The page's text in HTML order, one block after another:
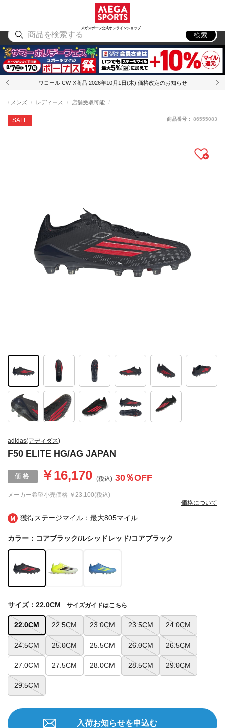
メガスポーツ公式オンラインショップ
アウトドア
検索
ワコール CW-X商品 2026年10月1日(木) 価格改定のお知らせ
獲得ステージマイル：最大805マイル
adidas(アディダス)
F50 ELITE HG/AG JAPAN
SALE
メンズ レディース 店舗受取可能
メーカー希望小売価格 ￥23,100(税込)
￥16,170 (税込) 30％OFF
価格について
商品番号： 86555083
カラー：コアブラック/ルシッドレッド/コアブラック
22.0CM 22.5CM 23.0CM 23.5CM 24.0CM
24.5CM 25.0CM 25.5CM 26.0CM 26.5CM
27.0CM 27.5CM 28.0CM 28.5CM 29.0CM
29.5CM
サイズ：22.0CM サイズガイドはこちら
入荷お知らせを申込む